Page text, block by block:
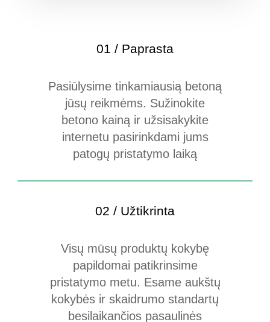
01 / Paprasta
Pasiūlysime tinkamiausią betoną
jūsų reikmėms. Sužinokite
betono kainą ir užsisakykite
internetu pasirinkdami jums
patogų pristatymo laiką
02 / Užtikrinta
Visų mūsų produktų kokybę
papildomai patikrinsime
pristatymo metu. Esame aukštų
kokybės ir skaidrumo standartų
besilaikančios pasaulinės